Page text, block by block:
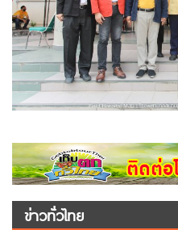
ข่าวทั่วไทย